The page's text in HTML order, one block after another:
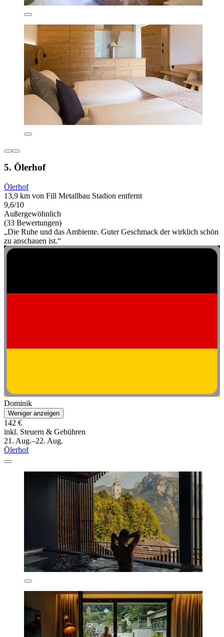
5. Ölerhof
Ölerhof
13,9 km von Fill Metallbau Stadion entfernt
9,6/10
Außergewöhnlich
(33 Bewertungen)
„Die Ruhe und das Ambiente. Guter Geschmack der wirklich schön
zu anschauen ist.“
Dominik
Weniger anzeigen
142 €
inkl. Steuern & Gebühren
21. Aug.–22. Aug.
Ölerhof